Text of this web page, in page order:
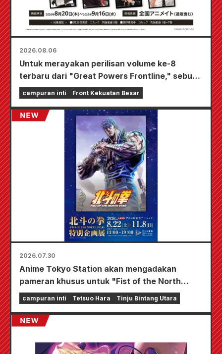
2026.08.06
Untuk merayakan perilisan volume ke-8
terbaru dari "Great Powers Frontline," sebuah
acara terbatas akan diadakan di toko-toko
Animate di seluruh negeri mulai 20 Agustus, di
mana Anda bisa mendapatkan kartu mini yang
digambar khusus (total 4 jenis)!
campuran inti Front Kekuatan Besar
2026.07.30
Anime Tokyo Station akan mengadakan
pameran khusus untuk "Fist of the North
Star"!!
campuran inti Tetsuo Hara Tinju Bintang Utara